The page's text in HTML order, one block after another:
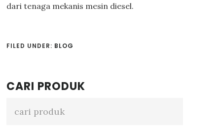
dari tenaga mekanis mesin diesel.
FILED UNDER: BLOG
Primary
Sidebar
CARI PRODUK